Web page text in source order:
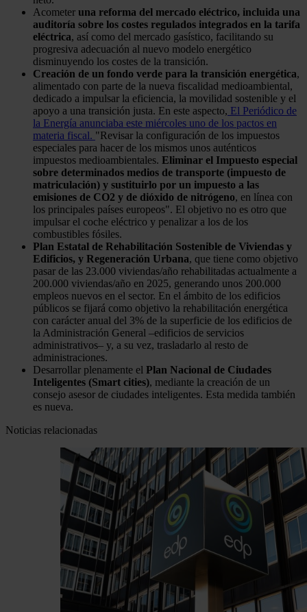
Acometer una reforma del mercado eléctrico, incluida una
auditoría sobre los costes regulados integrados en la tarifa
eléctrica, así como del mercado gasístico, facilitando su
progresiva adecuación al nuevo modelo energético
disminuyendo los costes de la transición.
Creación de un fondo verde para la transición energética,
alimentado con parte de la nueva fiscalidad medioambiental,
dedicado a impulsar la eficiencia, la movilidad sostenible y el
apoyo a una transición justa. En este aspecto, El Periódico de
la Energía anunciaba este miércoles uno de los pactos en
materia fiscal. "Revisar la configuración de los impuestos
especiales para hacer de los mismos unos auténticos
impuestos medioambientales. Eliminar el Impuesto especial
sobre determinados medios de transporte (impuesto de
matriculación) y sustituirlo por un impuesto a las
emisiones de CO2 y de dióxido de nitrógeno, en línea con
los principales países europeos". El objetivo no es otro que
impulsar el coche eléctrico y penalizar a los de los
combustibles fósiles.
Plan Estatal de Rehabilitación Sostenible de Viviendas y
Edificios, y Regeneración Urbana, que tiene como objetivo
pasar de las 23.000 viviendas/año rehabilitadas actualmente a
200.000 viviendas/año en 2025, generando unos 200.000
empleos nuevos en el sector. En el ámbito de los edificios
públicos se fijará como objetivo la rehabilitación energética
con carácter anual del 3% de la superficie de los edificios de
la Administración General –edificios de servicios
administrativos– y, a su vez, trasladarlo al resto de
administraciones.
Desarrollar plenamente el Plan Nacional de Ciudades
Inteligentes (Smart cities), mediante la creación de un
consejo asesor de ciudades inteligentes. Esta medida también
es nueva.
Noticias relacionadas